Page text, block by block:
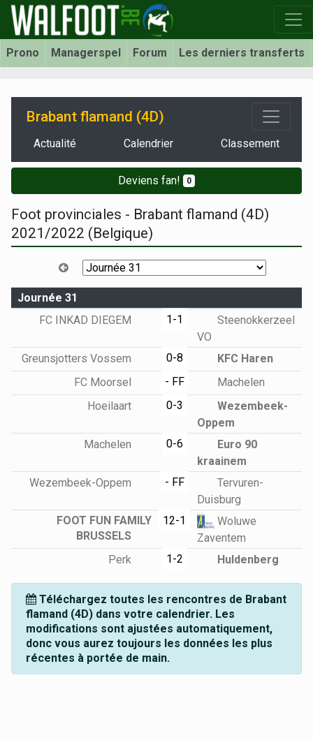
Prono Managerspel Forum Les derniers transferts
Brabant flamand (4D)
Actualité Calendrier Classement
Deviens fan! 0
Foot provinciales - Brabant flamand (4D)
2021/2022 (Belgique)
Journée 31
FC INKAD DIEGEM
1-1
Steenokkerzeel
VO
Greunsjotters Vossem
0-8
KFC Haren
FC Moorsel
- FF
Machelen
Hoeilaart
0-3
Wezembeek-
Oppem
Machelen
0-6
Euro 90
kraainem
Wezembeek-Oppem
- FF
Tervuren-
Duisburg
FOOT FUN FAMILY
BRUSSELS
12-1
Woluwe
Zaventem
Perk
1-2 Huldenberg
Téléchargez toutes les rencontres de Brabant
flamand (4D) dans votre calendrier. Les
modifications sont ajustées automatiquement,
donc vous aurez toujours les données les plus
récentes à portée de main.